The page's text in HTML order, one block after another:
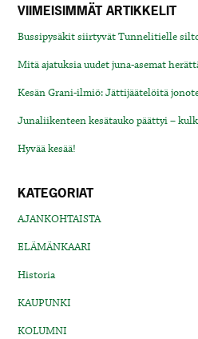
VIIMEISIMMÄT ARTIKKELIT
Bussipysäkit siirtyvät Tunnelitielle
Mitä ajatuksia uudet juna-asemat
Kesän Grani-ilmiö: Jättijäätelöitä
Junaliikenteen kesätauko päättyi –
Hyvää kesää!
KATEGORIAT
AJANKOHTAISTA
ELÄMÄNKAARI
Historia
KAUPUNKI
KOLUMNI